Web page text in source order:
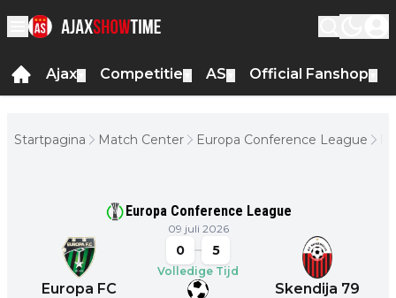
Ajax Competitie AS Official Fanshop
Startpagina Match Center Europa Conference League
Europa Conference League
09 juli 2026
Europa FC
0 5
Volledige Tijd
Skendija 79